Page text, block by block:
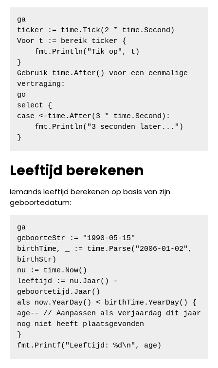
ga
ticker := time.Tick(2 * time.Second)
Voor t := bereik ticker {
}
Gebruik time.After() voor een eenmalige
vertraging:
go
select {
case <-time.After(3 * time.Second):
}
Leeftijd berekenen
Iemands leeftijd berekenen op basis van zijn
geboortedatum:
ga
geboorteStr := "1990-05-15"
birthTime, _ := time.Parse("2006-01-02",
birthStr)
nu := time.Now()
leeftijd := nu.Jaar() -
geboortetijd.Jaar()
als now.YearDay() < birthTime.YearDay() {
age-- // Aanpassen als verjaardag dit jaar
nog niet heeft plaatsgevonden
}
fmt.Printf("Leeftijd: %d\n", age)